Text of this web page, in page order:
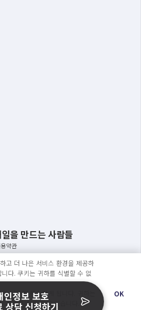
을 만드는 사람들
약관
선도하겠습니다.
습니다.
율적 관리를 보장하겠습니다.
고 더 나은 서비스 환경을 제공하
다. 쿠키는 귀하를 식별할 수 없
사용에 동의하게 됩니다. 귀하는
쿠키를 삭제 할 수있습니다.
OK
인정보 보호
상담 신청하기